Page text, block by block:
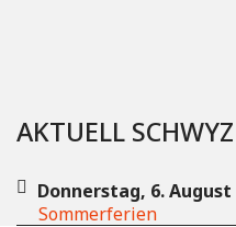
AKTUELL SCHWYZ
Donnerstag, 6. August
Sommerferien